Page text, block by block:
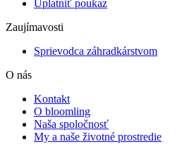
Uplatniť poukaz
Zaujímavosti
Sprievodca záhradkárstvom
O nás
Kontakt
O bloomling
Naša spoločnosť
My a naše životné prostredie